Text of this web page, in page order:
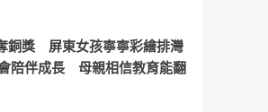
銅獎 屏東女孩寧寧彩繪排灣
陪伴成長 母親相信教育能翻